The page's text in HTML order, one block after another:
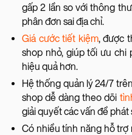
gấp 2 lần so với thông
phân đơn sai địa chỉ.
Giá cước tiết kiệm, được
shop nhỏ, giúp tối ưu chi
hiệu quả hơn.
Hệ thống quản lý 24/7
shop dễ dàng theo dõi
giải quyết các vấn đề phát
Có nhiều tính năng hỗ trợ